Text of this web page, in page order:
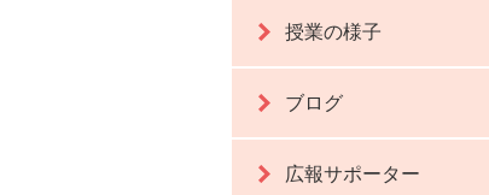
授業の様子
ブログ
広報サポーター